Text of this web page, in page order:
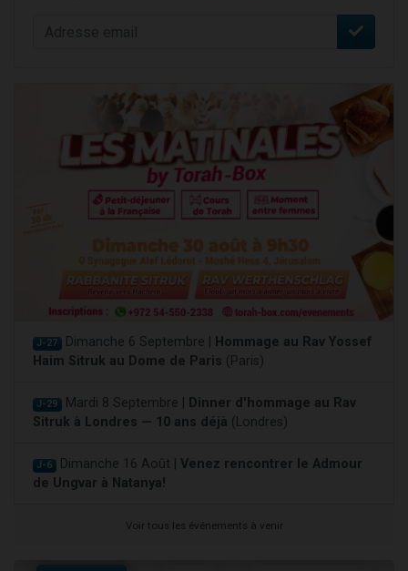
J-27 Dimanche 6 Septembre |
Hommage au Rav Yossef
Haim Sitruk au Dome de Paris (Paris)
J-29 Mardi 8 Septembre |
Dinner d'hommage au Rav
Sitruk à Londres — 10 ans déjà (Londres)
J-6 Dimanche 16 Août | Venez rencontrer le Admour
de Ungvar à Natanya!
Voir tous les événements à venir